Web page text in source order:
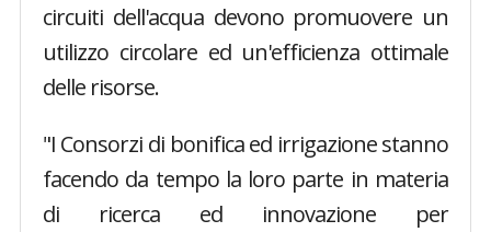
circuiti dell'acqua devono promuovere un
utilizzo circolare ed un'efficienza ottimale
delle risorse.
"I Consorzi di bonifica ed irrigazione stanno
facendo da tempo la loro parte in materia
di ricerca ed innovazione per